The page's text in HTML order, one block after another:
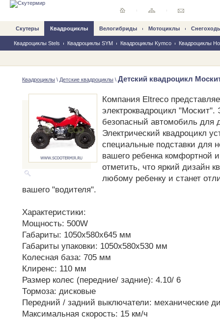
Скутеры Квадроциклы
Квадроциклы Stels Квадроциклы SYM Квадроциклы Kymco Квадроциклы
Велогибриды Mотоциклы
Квадроциклы \ Детские квадроциклы \ Детский квадроцикл
Компания Eltreco
электроквадроцикл
безопасный автомобиль для
Электрический квадроцикл
специальные подставки для
вашего ребенка комфортной
отметить, что яркий дизайн
любому ребенку и станет
вашего "водителя".
Характеристики:
Мощность: 500W
Габариты: 1050х580х645 мм
Габариты упаковки: 1050х580х530 мм
Колесная база: 705 мм
Клиренс: 110 мм
Размер колес (передние/ задние): 4.10/ 6
Тормоза: дисковые
Передний / задний выключатели: механические
Максимальная скорость: 15 км/ч